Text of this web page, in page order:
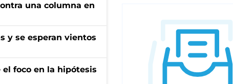
una columna en
y se esperan vientos
foco en la hipótesis